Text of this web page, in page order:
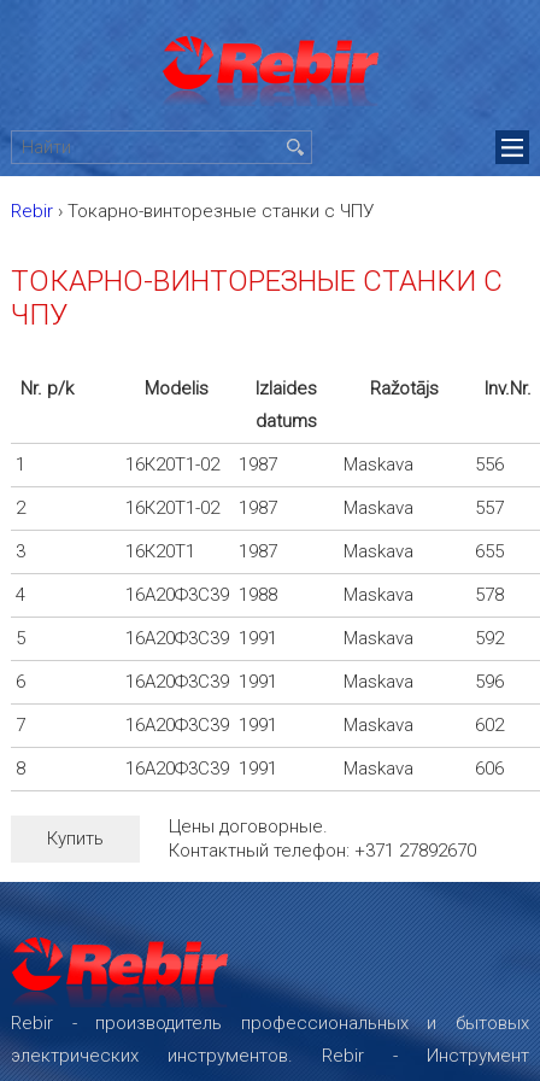
Rebir› Токарно-винторезные станки с ЧПУ
ТОКАРНО-ВИНТОРЕЗНЫЕ СТАНКИ С
ЧПУ
Nr. p/k Modelis
Izlaides
datums
Ražotājs Inv.Nr.
1 16К20Т1-02 1987 Maskava
556
2
16К20Т1-02 1987 Maskava
557
3
16К20T1 1987 Maskava
655
4
16A20Ф3C39 1988 Maskava
578
5
16А20Ф3С39 1991 Maskava
592
6
16А20Ф3С39 1991 Maskava
596
7
16А20Ф3С39 1991 Maskava
602
8
16А20Ф3С39 1991 Maskava 606
Купить
Цены договорные.
Контактный телефон: +371 27892670
Rebir - производитель профессиональных и бытовых
электрических инструментов. Rebir - Инструмент